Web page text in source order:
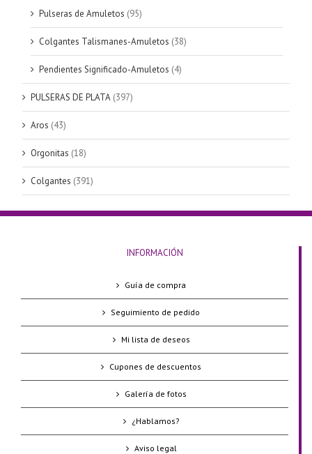
Pulseras de Amuletos (95)
Colgantes Talismanes-Amuletos (38)
Pendientes Significado-Amuletos (4)
PULSERAS DE PLATA (397)
Aros (43)
Orgonitas (18)
Colgantes (391)
INFORMACIÓN
Guía de compra
Seguimiento de pedido
Mi lista de deseos
Cupones de descuentos
Galería de fotos
¿Hablamos?
Aviso legal